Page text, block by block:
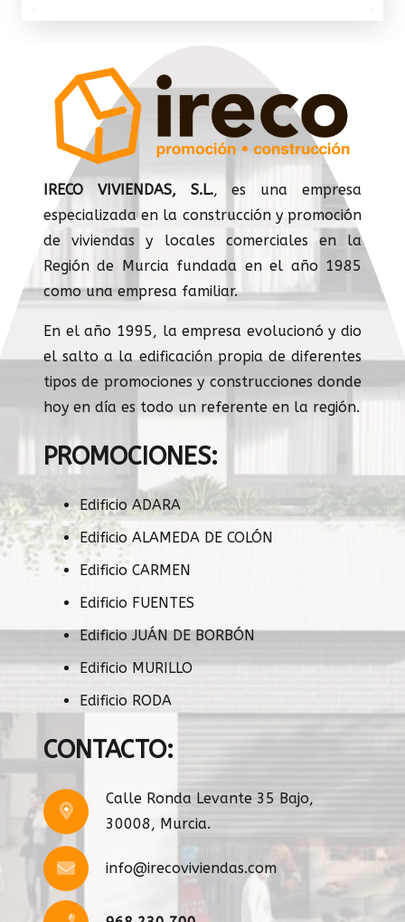
IRECO VIVIENDAS, S.L., es una empresa
especializada en la construcción y promoción
de viviendas y locales comerciales en la
Región de Murcia fundada en el año 1985
como una empresa familiar.
En el año 1995, la empresa evolucionó y dio
el salto a la edificación propia de diferentes
tipos de promociones y construcciones donde
hoy en día es todo un referente en la región.
PROMOCIONES:
Edificio ADARA
Edificio ALAMEDA DE COLÓN
Edificio CARMEN
Edificio FUENTES
Edificio JUÁN DE BORBÓN
Edificio MURILLO
Edificio RODA
CONTACTO:
Calle Ronda Levante 35 Bajo,
30008, Murcia.
info@irecoviviendas.com